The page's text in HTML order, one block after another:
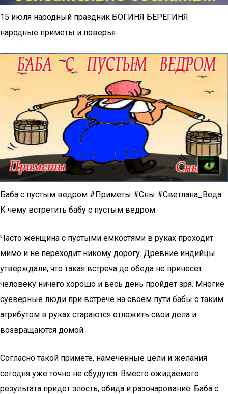
15 июля народный праздник БОГИНЯ БЕРЕГИНЯ.
народные приметы и поверья
Баба с пустым ведром #Приметы #Сны #Светлана_Веда
К чему встретить бабу с пустым ведром
Часто женщина с пустыми емкостями в руках проходит
мимо и не переходит никому дорогу. Древние индийцы
утверждали, что такая встреча до обеда не принесет
человеку ничего хорошо и весь день пройдет зря. Многие
суеверные люди при встрече на своем пути бабы с таким
атрибутом в руках стараются отложить свои дела и
возвращаются домой.
Согласно такой примете, намеченные цели и желания
сегодня уже точно не сбудутся. Вместо ожидаемого
результата придет злость, обида и разочарование. Баба с